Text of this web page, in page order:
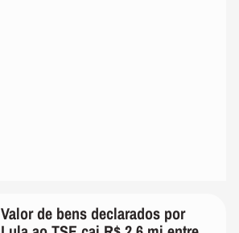
Valor de bens declarados por